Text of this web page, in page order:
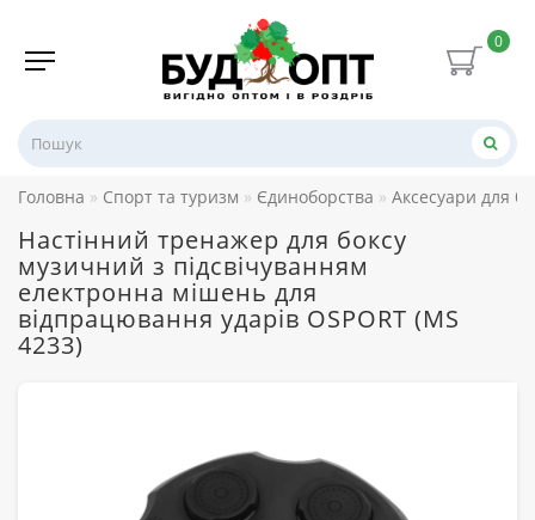
0
Головна Спорт та туризм Єдиноборства Аксесуари для
Настінний тренажер для боксу
музичний з підсвічуванням
електронна мішень для
відпрацювання ударів OSPORT (MS
4233)